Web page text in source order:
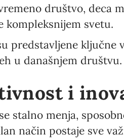
društvo, deca
kompleksnijem svetu.
predstavljene ključne
u današnjem društvu.
i
stalno menja,
način postaje sve